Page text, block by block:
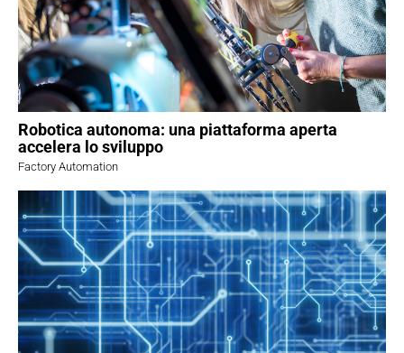
Robotica autonoma: una piattaforma aperta
accelera lo sviluppo
Factory Automation